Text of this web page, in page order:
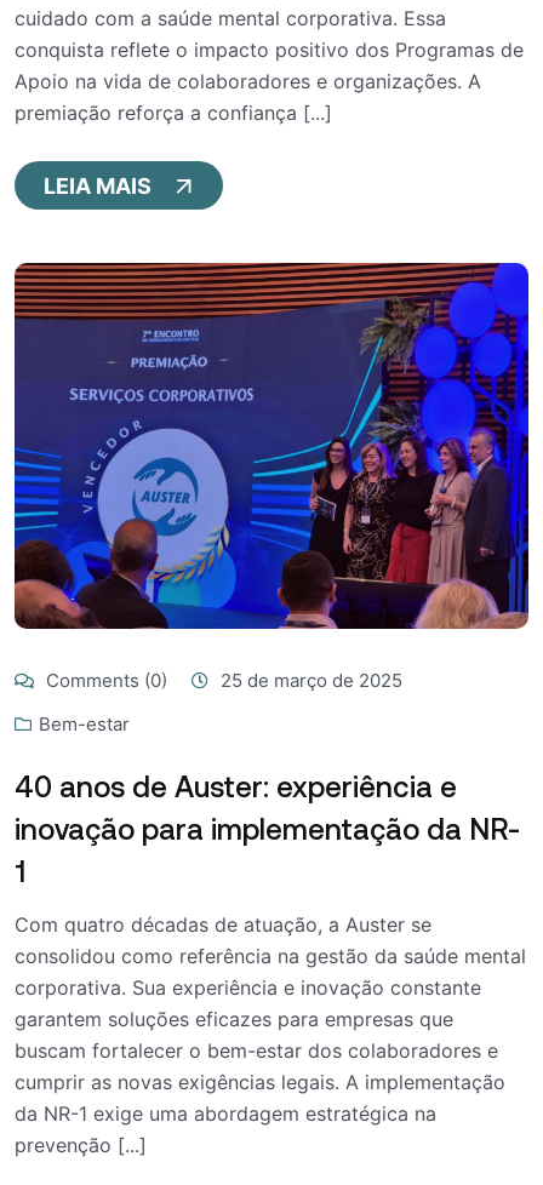
cuidado com a saúde mental corporativa. Essa
conquista reflete o impacto positivo dos Programas de
Apoio na vida de colaboradores e organizações. A
premiação reforça a confiança [...]
LEIA MAIS
Comments (0)
25 de março de 2025
Bem-estar
40 anos de Auster: experiência e
inovação para implementação da NR-
1
Com quatro décadas de atuação, a Auster se
consolidou como referência na gestão da saúde mental
corporativa. Sua experiência e inovação constante
garantem soluções eficazes para empresas que
buscam fortalecer o bem-estar dos colaboradores e
cumprir as novas exigências legais. A implementação
da NR-1 exige uma abordagem estratégica na
prevenção [...]